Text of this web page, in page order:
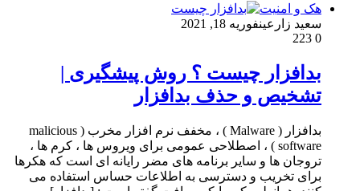
هک و امنیت
سعید زارعینفوریه 18, 2021
0
بدافزار چیست ؟ روش پیشگیری |
تشخیص و حذف بدافزار
بدافزار ( Malware ) ، مخفف نرم افزار مخرب ( malicious
software ) ، اصطلاحی عمومی برای ویروس ها ، کرم ها ،
تروجان ها و سایر برنامه های مضر رایانه ای است که هکرها
برای تخریب و دسترسی به اطلاعات حساس استفاده می